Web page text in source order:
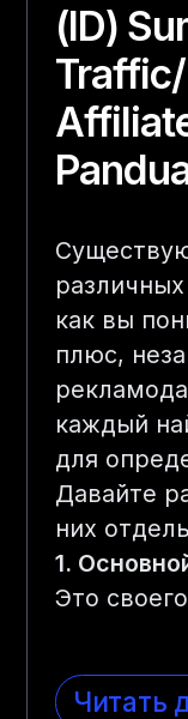
(ID)
как вы
плюс,
каждый
для
Давайте
них
1.
Это
Читать